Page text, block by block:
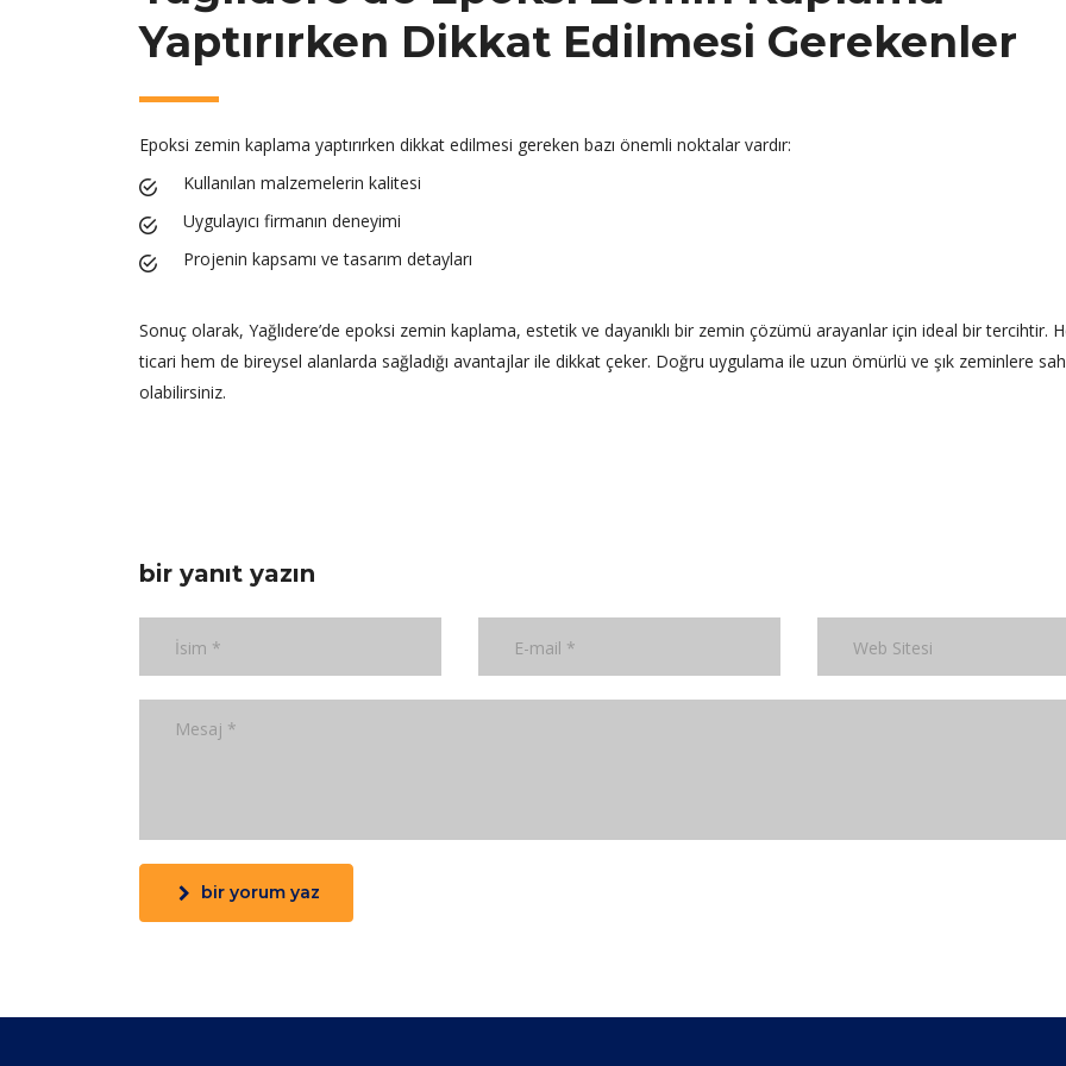
Yaptırırken Dikkat Edilmesi Gerekenler
Epoksi zemin kaplama yaptırırken dikkat edilmesi gereken bazı önemli noktalar vardır:
Kullanılan malzemelerin kalitesi
Uygulayıcı firmanın deneyimi
Projenin kapsamı ve tasarım detayları
Sonuç olarak, Yağlıdere’de epoksi zemin kaplama, estetik ve dayanıklı bir zemin çözümü arayanlar için ideal bir tercihtir.
ticari hem de bireysel alanlarda sağladığı avantajlar ile dikkat çeker. Doğru uygulama ile uzun ömürlü ve şık zeminlere
olabilirsiniz.
bir yanıt yazın
bir yorum yaz